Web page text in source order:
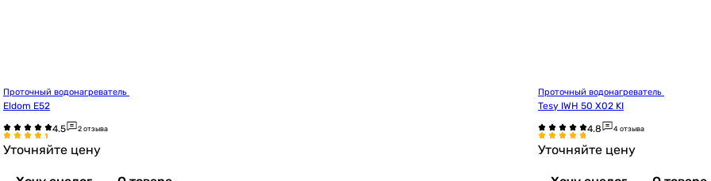
Eldom E52
2 отзыва
Уточняйте цену
Tesy IWH 50 X02 KI
4 отзыва
Уточняйте цену